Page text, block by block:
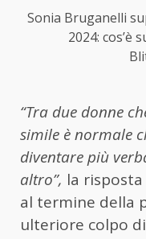
Sonia Bruganelli
2024: cos’è
“Tra due donne
simile è normale
diventare più
altro”, la
al termine della
ulteriore colpo